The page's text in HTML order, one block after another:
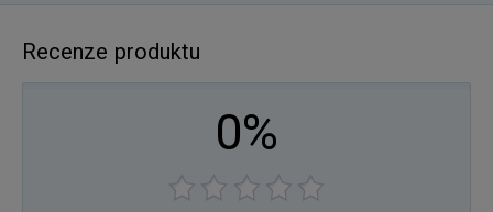
Recenze produktu
0%